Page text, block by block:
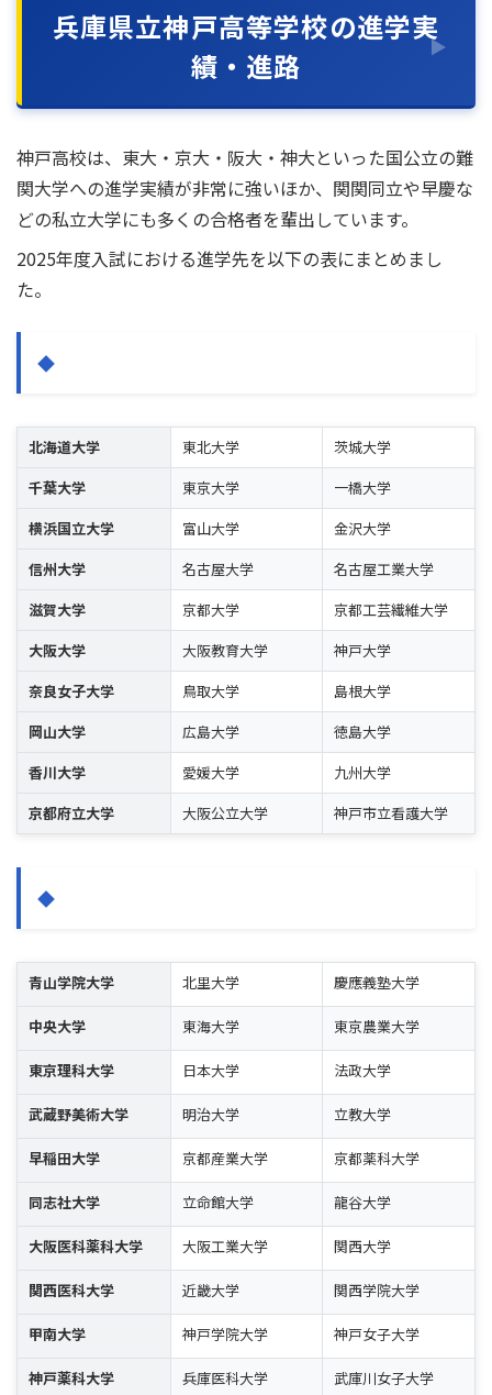
兵庫県立神戸高等学校の進学実
績・進路
神戸高校は、東大・京大・阪大・神大といった国公立の難
関大学への進学実績が非常に強いほか、関関同立や早慶な
どの私立大学にも多くの合格者を輩出しています。
2025年度入試における進学先を以下の表にまとめまし
た。
北海道大学 東北大学
茨城大学
千葉大学
東京大学
一橋大学
横浜国立大学
富山大学
金沢大学
信州大学
名古屋大学
名古屋工業大学
滋賀大学
京都大学
京都工芸繊維大学
大阪大学
大阪教育大学
神戸大学
奈良女子大学
鳥取大学
島根大学
岡山大学
広島大学
徳島大学
香川大学
愛媛大学
九州大学
京都府立大学
大阪公立大学 神戸市立看護大学
青山学院大学 北里大学 慶應義塾大学
中央大学 東海大学 東京農業大学
東京理科大学 日本大学 法政大学
武蔵野美術大学 明治大学 立教大学
早稲田大学 京都産業大学 京都薬科大学
同志社大学 立命館大学 龍谷大学
大阪医科薬科大学 大阪工業大学 関西大学
関西医科大学 近畿大学 関西学院大学
甲南大学 神戸学院大学 神戸女子大学
神戸薬科大学 兵庫医科大学 武庫川女子大学